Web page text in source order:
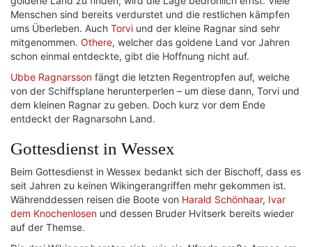
Menschen sind bereits verdurstet und die restlichen kämpfen
ums Überleben. Auch Torvi und der kleine Ragnar sind sehr
mitgenommen. Othere, welcher das goldene Land vor Jahren
schon einmal entdeckte, gibt die Hoffnung nicht auf.
Ubbe Ragnarsson fängt die letzten Regentropfen auf, welche
von der Schiffsplane herunterperlen – um diese dann, Torvi und
dem kleinen Ragnar zu geben. Doch kurz vor dem Ende
entdeckt der Ragnarsohn Land.
Gottesdienst in Wessex
Beim Gottesdienst in Wessex bedankt sich der Bischoff, dass es
seit Jahren zu keinen Wikingerangriffen mehr gekommen ist.
Währenddessen reisen die Boote von Harald Schönhaar, Ivar
dem Knochenlosen und dessen Bruder Hvitserk bereits wieder
auf der Themse.